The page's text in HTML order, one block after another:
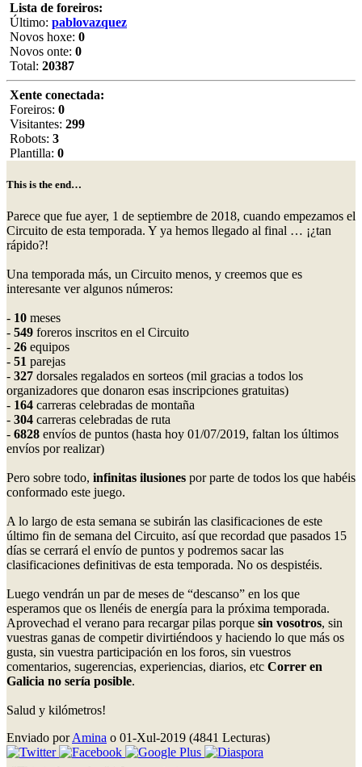
Lista de foreiros:
Último: pablovazquez
Novos hoxe: 0
Novos onte: 0
Total: 20387
Xente conectada:
Foreiros: 0
Visitantes: 299
Robots: 3
Plantilla: 0
This is the end…
Parece que fue ayer, 1 de septiembre de 2018, cuando empezamos el
Circuito de esta temporada. Y ya hemos llegado al final … ¡¿tan
rápido?!
Una temporada más, un Circuito menos, y creemos que es
interesante ver algunos números:
- 10 meses
- 549 foreros inscritos en el Circuito
- 26 equipos
- 51 parejas
- 327 dorsales regalados en sorteos (mil gracias a todos los
organizadores que donaron esas inscripciones gratuitas)
- 164 carreras celebradas de montaña
- 304 carreras celebradas de ruta
- 6828 envíos de puntos (hasta hoy 01/07/2019, faltan los últimos
envíos por realizar)
Pero sobre todo, infinitas ilusiones por parte de todos los que habéis
conformado este juego.
A lo largo de esta semana se subirán las clasificaciones de este
último fin de semana del Circuito, así que recordad que pasados 15
días se cerrará el envío de puntos y podremos sacar las
clasificaciones definitivas de esta temporada. No os despistéis.
Luego vendrán un par de meses de “descanso” en los que
esperamos que os llenéis de energía para la próxima temporada.
Aprovechad el verano para recargar pilas porque sin vosotros, sin
vuestras ganas de competir divirtiéndoos y haciendo lo que más os
gusta, sin vuestra participación en los foros, sin vuestros
comentarios, sugerencias, experiencias, diarios, etc Correr en
Galicia no sería posible.
Salud y kilómetros!
Enviado porAmina o 01-Xul-2019 (4841 Lecturas)